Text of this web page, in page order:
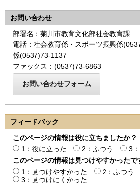
お問い合わせ
部署名：菊川市教育文化部社会教育課
電話：社会教育係・スポーツ振興係
係(0537)73-1137
ファックス：(0537)73-6863
フィードバック
このページの情報は役に立ちましたか？
1：役に立った
2：ふつう
3
このページの情報は見つけやすかったで
1：見つけやすかった
2：ふつう
3：見つけにくかった